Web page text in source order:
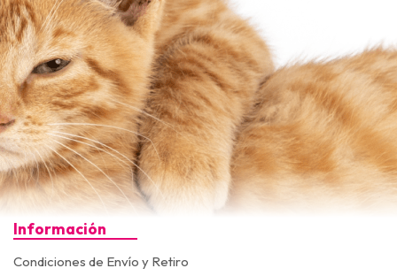
Información
Condiciones de Envío y Retiro